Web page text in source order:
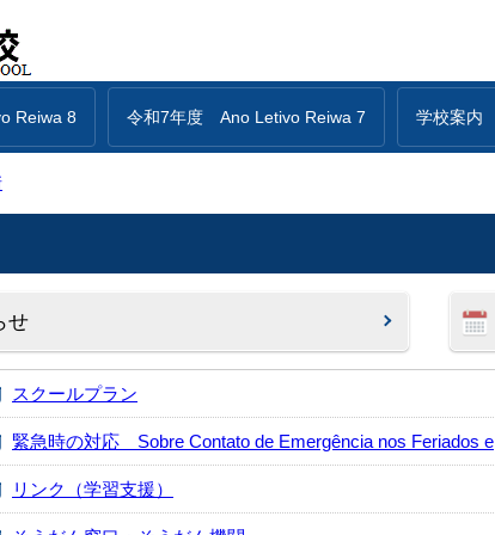
Reiwa 8 令和7年度 Ano Letivo Reiwa 7 学校案内
せ
スクールプラン
緊急時の対応 Sobre Contato de Emergência nos Feriados e
リンク（学習支援）